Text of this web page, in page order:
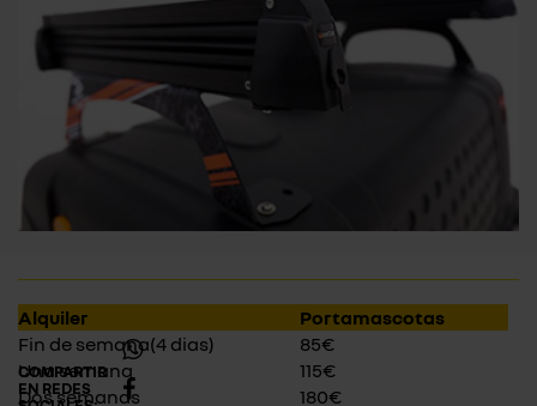
Alquiler
Portamascotas
Fin de semana(4 dias)
85€
Una semana
115€
Dos semanas
180€
COMPARTIR
EN REDES